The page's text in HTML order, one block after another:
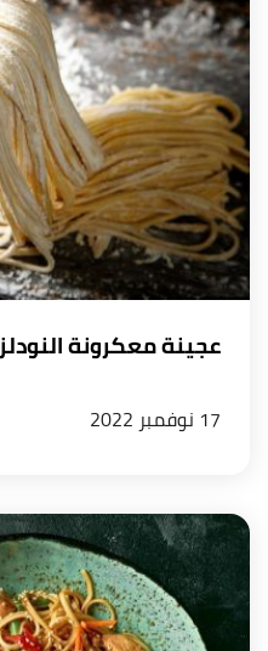
عجينة معكرونة النودلز
17 نوفمبر 2022